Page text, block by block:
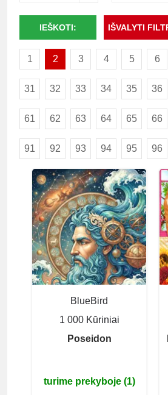
1 2 3 4 5 6
31 32 33 34 35 36
61 62 63 64 65 66
91 92 93 94 95 96
BlueBird
1 000 Kūriniai
Poseidon
turime prekyboje (1)